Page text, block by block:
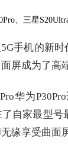
手机的新
屏成为了高
华为
自家最型号
缘享受曲面